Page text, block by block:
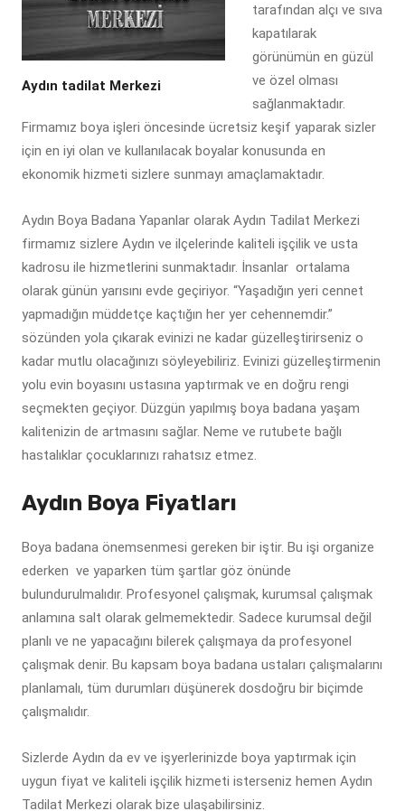
Aydın tadilat Merkezi
tarafından alçı ve sıva
kapatılarak
görünümün en güzül
ve özel olması
sağlanmaktadır.
Firmamız boya işleri öncesinde ücretsiz keşif yaparak sizler
için en iyi olan ve kullanılacak boyalar konusunda en
ekonomik hizmeti sizlere sunmayı amaçlamaktadır.
Aydın Boya Badana Yapanlar olarak Aydın Tadilat Merkezi
firmamız sizlere Aydın ve ilçelerinde kaliteli işçilik ve usta
kadrosu ile hizmetlerini sunmaktadır. İnsanlar ortalama
olarak günün yarısını evde geçiriyor. “Yaşadığın yeri cennet
yapmadığın müddetçe kaçtığın her yer cehennemdir.”
sözünden yola çıkarak evinizi ne kadar güzelleştirirseniz o
kadar mutlu olacağınızı söyleyebiliriz. Evinizi güzelleştirmenin
yolu evin boyasını ustasına yaptırmak ve en doğru rengi
seçmekten geçiyor. Düzgün yapılmış boya badana yaşam
kalitenizin de artmasını sağlar. Neme ve rutubete bağlı
hastalıklar çocuklarınızı rahatsız etmez.
Aydın Boya Fiyatları
Boya badana önemsenmesi gereken bir iştir. Bu işi organize
ederken ve yaparken tüm şartlar göz önünde
bulundurulmalıdır. Profesyonel çalışmak, kurumsal çalışmak
anlamına salt olarak gelmemektedir. Sadece kurumsal değil
planlı ve ne yapacağını bilerek çalışmaya da profesyonel
çalışmak denir. Bu kapsam boya badana ustaları çalışmalarını
planlamalı, tüm durumları düşünerek dosdoğru bir biçimde
çalışmalıdır.
Sizlerde Aydın da ev ve işyerlerinizde boya yaptırmak için
uygun fiyat ve kaliteli işçilik hizmeti isterseniz hemen Aydın
Tadilat Merkezi olarak bize ulaşabilirsiniz.